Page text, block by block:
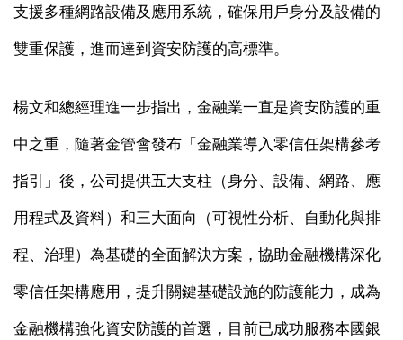
支援多種網路設備及應用系統，確保用戶身分及設備的
雙重保護，進而達到資安防護的高標準。
楊文和總經理進一步指出，金融業一直是資安防護的重
中之重，隨著金管會發布「金融業導入零信任架構參考
指引」後，公司提供五大支柱（身分、設備、網路、應
用程式及資料）和三大面向（可視性分析、自動化與排
程、治理）為基礎的全面解決方案，協助金融機構深化
零信任架構應用，提升關鍵基礎設施的防護能力，成為
金融機構強化資安防護的首選，目前已成功服務本國銀